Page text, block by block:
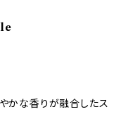
かな香りが融合したス